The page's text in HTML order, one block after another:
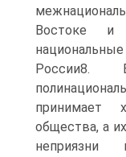
Востоке
России8.
принимает
общества, а
неприязни